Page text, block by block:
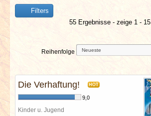
BERICHTE
VERLOSUNGEN
SPECIALS
Filters
55 Ergebnisse - zeige 1 - 15
Reihenfolge
Die Verhaftung! HOT
9,0
Kinder u. Jugend